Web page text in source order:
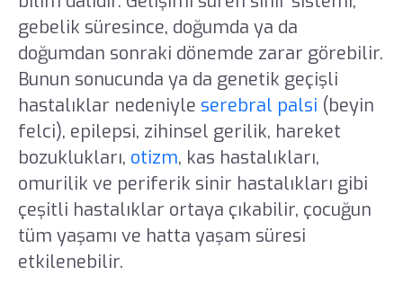
gebelik süresince, doğumda ya da
doğumdan sonraki dönemde zarar görebilir.
Bunun sonucunda ya da genetik geçişli
hastalıklar nedeniyle serebral palsi (beyin
felci), epilepsi, zihinsel gerilik, hareket
bozuklukları, otizm, kas hastalıkları,
omurilik ve periferik sinir hastalıkları gibi
çeşitli hastalıklar ortaya çıkabilir, çocuğun
tüm yaşamı ve hatta yaşam süresi
etkilenebilir.